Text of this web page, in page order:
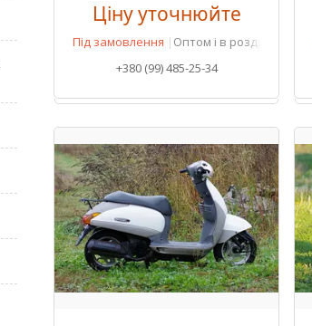
Ціну уточнюйте
Під замовлення
Оптом і в роздріб
+380 (99) 485-25-34